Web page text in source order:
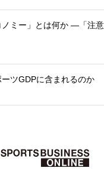
ノミー」とは何か ―「注
ツGDPに含まれるのか